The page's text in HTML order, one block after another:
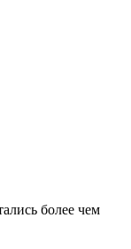
более чем